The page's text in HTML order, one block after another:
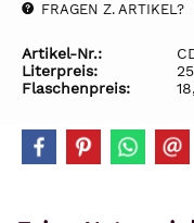
FRAGEN Z. ARTIKEL?
Artikel-Nr.:
Literpreis:
Flaschenpreis: